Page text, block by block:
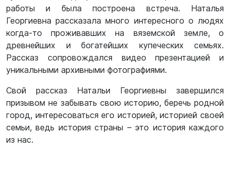
работы и была построена встреча. Наталья
Георгиевна рассказала много интересного о людях
когда-то проживавших на вяземской земле, о
древнейших и богатейших купеческих семьях.
Рассказ сопровождался видео презентацией и
уникальными архивными фотографиями.
Свой рассказ Натальи Георгиевны завершился
призывом не забывать свою историю, беречь родной
город, интересоваться его историей, историей своей
семьи, ведь история страны – это история каждого
из нас.